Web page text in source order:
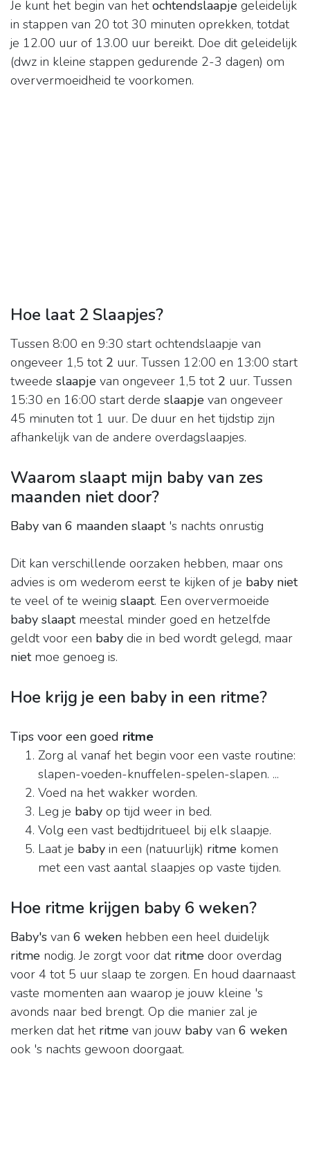
Je kunt het begin van hetochtendslaapje geleidelijk
in stappen van 20 tot 30 minuten oprekken, totdat
je 12.00 uur of 13.00 uur bereikt. Doe dit geleidelijk
(dwz in kleine stappen gedurende 2-3 dagen) om
oververmoeidheid te voorkomen.
Hoe laat 2 Slaapjes?
Tussen 8:00 en 9:30 start ochtendslaapje van
ongeveer 1,5 tot 2 uur. Tussen 12:00 en 13:00 start
tweede slaapje van ongeveer 1,5 tot 2 uur. Tussen
15:30 en 16:00 start derde slaapje van ongeveer
45 minuten tot 1 uur. De duur en het tijdstip zijn
afhankelijk van de andere overdagslaapjes.
Waarom slaapt mijn baby van zes
maanden niet door?
Baby van 6 maanden slaapt's nachts onrustig
Dit kan verschillende oorzaken hebben, maar ons
advies is om wederom eerst te kijken of je baby niet
te veel of te weinig slaapt. Een oververmoeide
baby slaaptmeestal minder goed en hetzelfde
geldt voor een baby die in bed wordt gelegd, maar
nietmoe genoeg is.
Hoe krijg je een baby in een ritme?
Tips voor een goed ritme
Zorg al vanaf het begin voor een vaste routine:
slapen-voeden-knuffelen-spelen-slapen. ...
Voed na het wakker worden.
Leg je baby op tijd weer in bed.
Volg een vast bedtijdritueel bij elk slaapje.
Laat je baby in een (natuurlijk) ritme komen
met een vast aantal slaapjes op vaste tijden.
Hoe ritme krijgen baby 6 weken?
Baby's van 6 weken hebben een heel duidelijk
ritme nodig. Je zorgt voor dat ritme door overdag
voor 4 tot 5 uur slaap te zorgen. En houd daarnaast
vaste momenten aan waarop je jouw kleine 's
avonds naar bed brengt. Op die manier zal je
merken dat het ritme van jouw baby van 6 weken
ook 's nachts gewoon doorgaat.